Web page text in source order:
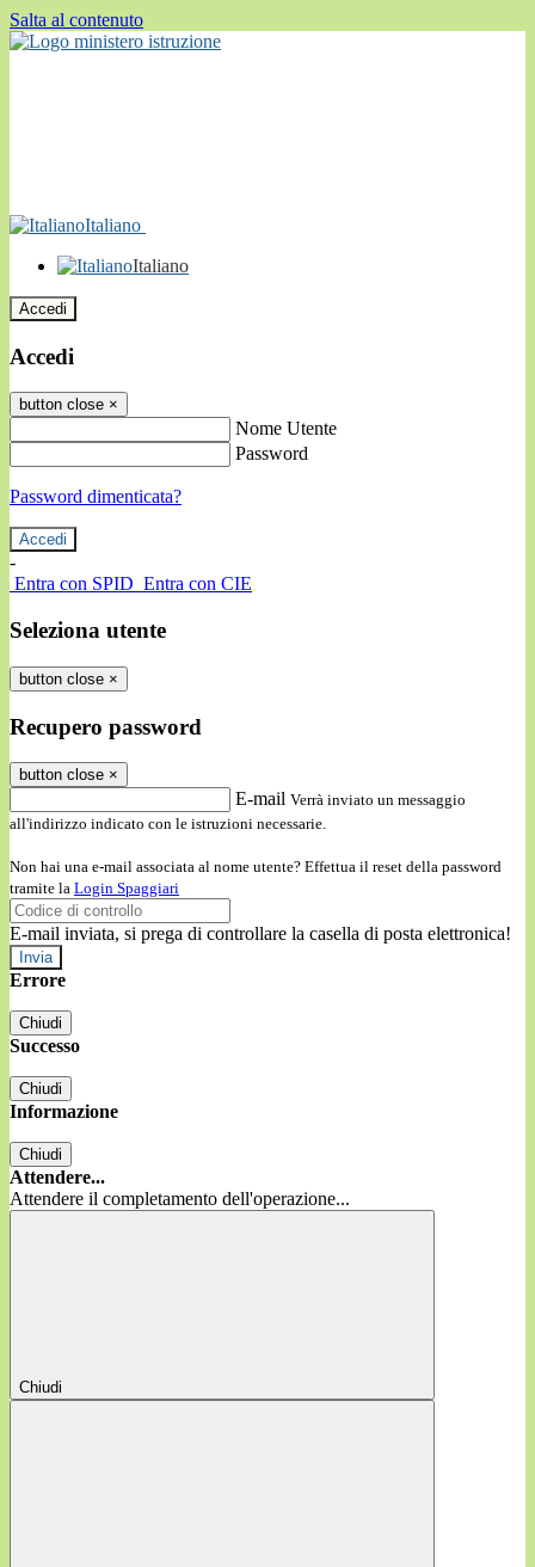
Salta al contenuto
Italiano
Italiano
Accedi
Accedi
button close ×
Nome Utente
Password
Password dimenticata?
-
Entra con SPID Entra con CIE
Seleziona utente
button close ×
Recupero password
button close ×
E-mail Verrà inviato un messaggio
all'indirizzo indicato con le istruzioni necessarie.
Non hai una e-mail associata al nome utente? Effettua il reset della password
tramite la Login Spaggiari
E-mail inviata, si prega di controllare la casella di posta elettronica!
Errore
Chiudi
Successo
Chiudi
Informazione
Chiudi
Attendere...
Attendere il completamento dell'operazione...
Chiudi